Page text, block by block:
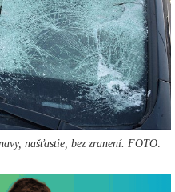
našťastie, bez zranení. FOTO: